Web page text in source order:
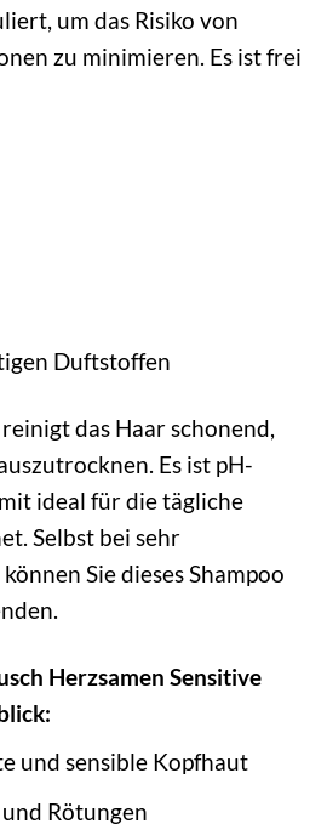
um das Risiko von
zu minimieren. Es ist frei
Duftstoffen
das Haar schonend,
Es ist pH-
ideal für die tägliche
Selbst bei sehr
können Sie dieses Shampoo
Herzsamen Sensitive
und sensible Kopfhaut
Rötungen